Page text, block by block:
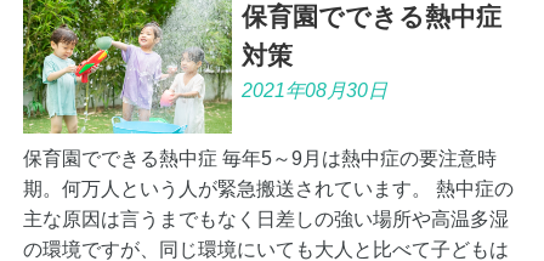
保育園でできる熱中症
対策
2021年08月30日
保育園でできる熱中症 毎年5～9月は熱中症の要注意時
期。何万人という人が緊急搬送されています。 熱中症の
主な原因は言うまでもなく日差しの強い場所や高温多湿
の環境ですが、同じ環境にいても大人と比べて子どもは